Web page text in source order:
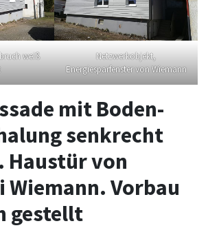
weiß
Netzwerkobjekt,
Energiesparfenster von Wiemann
mit Boden-
senkrecht
von
Wiemann. Vorbau
gestellt